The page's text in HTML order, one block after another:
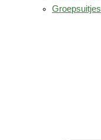
Groepsuitjes